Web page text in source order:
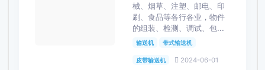
械、烟草、注塑、邮电、印
刷、食品等各行各业，物件
的组装、检测、调试、包...
输送机 带式输送机
皮带输送机
2024-06-01